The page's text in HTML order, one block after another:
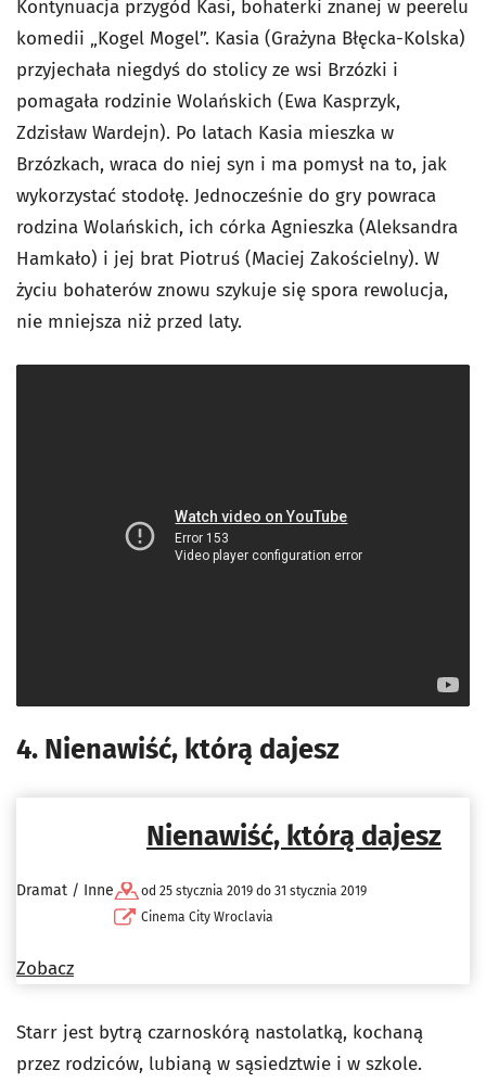
Kontynuacja przygód Kasi, bohaterki znanej w peerelu
komedii „Kogel Mogel”. Kasia (Grażyna Błęcka-Kolska)
przyjechała niegdyś do stolicy ze wsi Brzózki i
pomagała rodzinie Wolańskich (Ewa Kasprzyk,
Zdzisław Wardejn). Po latach Kasia mieszka w
Brzózkach, wraca do niej syn i ma pomysł na to, jak
wykorzystać stodołę. Jednocześnie do gry powraca
rodzina Wolańskich, ich córka Agnieszka (Aleksandra
Hamkało) i jej brat Piotruś (Maciej Zakościelny). W
życiu bohaterów znowu szykuje się spora rewolucja,
nie mniejsza niż przed laty.
4. Nienawiść, którą dajesz
Nienawiść, którą dajesz
Dramat / Inne
od 25 stycznia 2019 do 31 stycznia 2019
Cinema City Wroclavia
Zobacz
Starr jest bytrą czarnoskórą nastolatką, kochaną
przez rodziców, lubianą w sąsiedztwie i w szkole.